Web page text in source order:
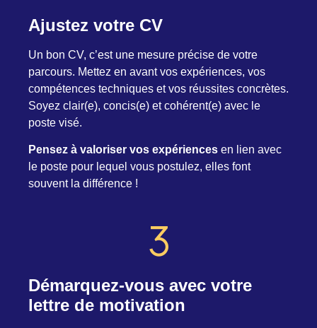
Ajustez votre CV
Un bon CV, c’est une mesure précise de votre
parcours. Mettez en avant vos expériences, vos
compétences techniques et vos réussites concrètes.
Soyez clair(e), concis(e) et cohérent(e) avec le
poste visé.
Pensez à valoriser vos expériences en lien avec
le poste pour lequel vous postulez, elles font
souvent la différence !
Démarquez-vous avec votre
lettre de motivation